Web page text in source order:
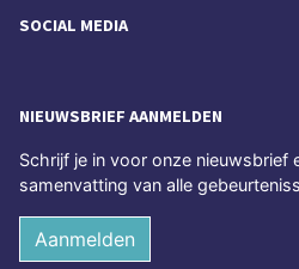
SOCIAL MEDIA
NIEUWSBRIEF AANMELDEN
Schrijf je in voor onze nieuwsbrief
samenvatting van alle
Aanmelden